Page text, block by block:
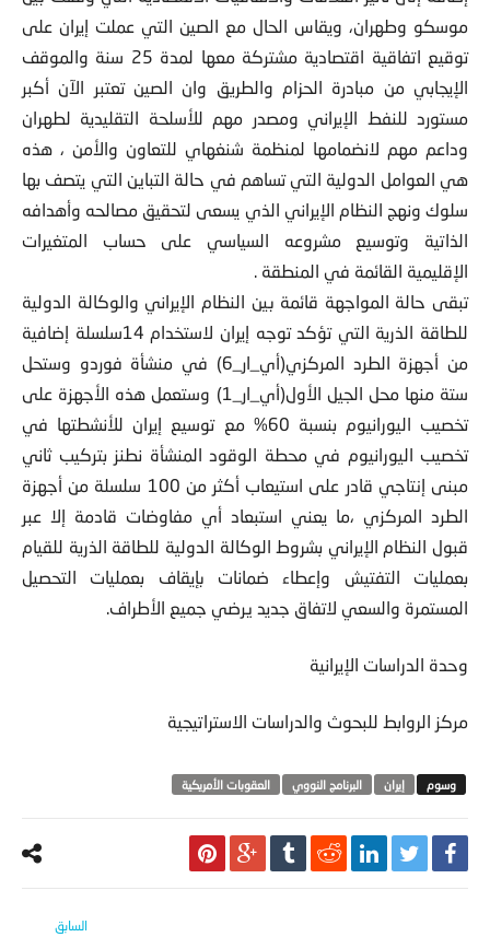
موسكو وطهران، ويقاس الحال مع الصين التي عملت إيران على
توقيع اتفاقية اقتصادية مشتركة معها لمدة 25 سنة والموقف
الإيجابي من مبادرة الحزام والطريق وان الصين تعتبر الآن أكبر
مستورد للنفط الإيراني ومصدر مهم للأسلحة التقليدية لطهران
وداعم مهم لانضمامها لمنظمة شنغهاي للتعاون والأمن ، هذه
هي العوامل الدولية التي تساهم في حالة التباين التي يتصف بها
سلوك ونهج النظام الإيراني الذي يسعى لتحقيق مصالحه وأهدافه
الذاتية وتوسيع مشروعه السياسي على حساب المتغيرات
الإقليمية القائمة في المنطقة .
تبقى حالة المواجهة قائمة بين النظام الإيراني والوكالة الدولية
للطاقة الذرية التي تؤكد توجه إيران لاستخدام 14سلسلة إضافية
من أجهزة الطرد المركزي(أي_ار_6) في منشأة فوردو وستحل
ستة منها محل الجيل الأول(أي_ار_1) وستعمل هذه الأجهزة على
تخصيب اليورانيوم بنسبة 60% مع توسيع إيران للأنشطتها في
تخصيب اليورانيوم في محطة الوقود المنشأة نطنز بتركيب ثاني
مبنى إنتاجي قادر على استيعاب أكثر من 100 سلسلة من أجهزة
الطرد المركزي ،ما يعني استبعاد أي مفاوضات قادمة إلا عبر
قبول النظام الإيراني بشروط الوكالة الدولية للطاقة الذرية للقيام
بعمليات التفتيش وإعطاء ضمانات بإيقاف بعمليات التحصيل
المستمرة والسعي لاتفاق جديد يرضي جميع الأطراف.
وحدة الدراسات الإيرانية
مركز الروابط للبحوث والدراسات الاستراتيجية
‫‏إيران البرنامج النووي العقوبات الأمريكية